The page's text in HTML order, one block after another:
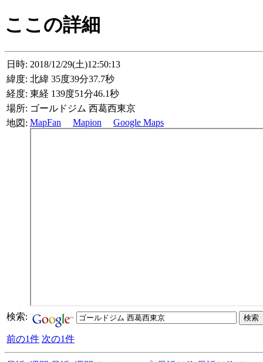
ここの詳細
日時: 2018/12/29(土)12:50:13
緯度: 北緯 35度39分37.7秒
経度: 東経 139度51分46.1秒
場所: ゴールドジム 西葛西東京
地図: MapFan Mapion Google Maps
検索:
前の1件 次の1件